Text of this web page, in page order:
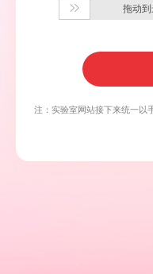
 拖动
注：实验室网站接下来统一以